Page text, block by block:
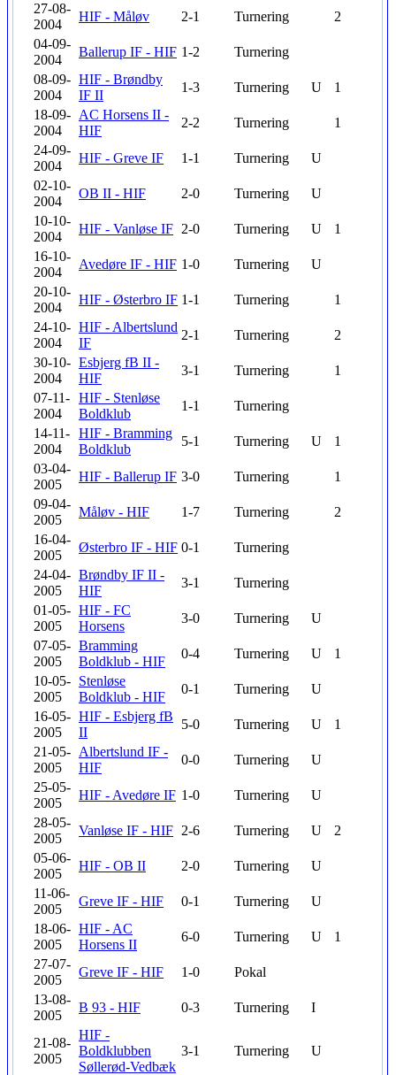
27-08-
2004
HIF - Måløv 2-1 Turnering
2
04-09-
2004
Ballerup IF - HIF 1-2
Turnering
08-09-
2004
HIF - Brøndby
IF II
1-3 Turnering U
1
18-09-
2004
AC Horsens II -
HIF
2-2 Turnering
1
24-09-
2004
HIF - Greve IF 1-1 Turnering
U
02-10-
2004
OB II - HIF 2-0 Turnering
U
10-10-
2004
HIF - Vanløse IF 2-0 Turnering U
1
16-10-
2004
Avedøre IF - HIF 1-0 Turnering
U
20-10-
2004
HIF - Østerbro IF 1-1 Turnering
1
24-10-
2004
HIF - Albertslund
IF
2-1 Turnering
2
30-10-
2004
Esbjerg fB II -
HIF
3-1 Turnering
1
07-11-
2004
HIF - Stenløse
Boldklub
1-1
Turnering
14-11-
2004
HIF - Bramming
Boldklub
5-1 Turnering U
1
03-04-
2005
HIF - Ballerup IF 3-0 Turnering
1
09-04-
2005
Måløv - HIF 1-7 Turnering
2
16-04-
2005
Østerbro IF - HIF 0-1
Turnering
24-04-
2005
Brøndby IF II -
HIF
3-1
Turnering
01-05-
2005
HIF - FC
Horsens
3-0 Turnering
U
07-05-
2005
Bramming
Boldklub - HIF
0-4 Turnering U
1
10-05-
2005
Stenløse
Boldklub - HIF
0-1 Turnering
U
16-05-
2005
HIF - Esbjerg fB
II
5-0 Turnering U
1
21-05-
2005
Albertslund IF -
HIF
0-0 Turnering
U
25-05-
2005
HIF - Avedøre IF 1-0 Turnering
U
28-05-
2005
Vanløse IF - HIF 2-6 Turnering U
2
05-06-
2005
HIF - OB II 2-0 Turnering
U
11-06-
2005
Greve IF - HIF 0-1 Turnering
U
18-06-
2005
HIF - AC
Horsens II
6-0 Turnering U
1
27-07-
2005
Greve IF - HIF 1-0
Pokal
13-08-
2005
B 93 - HIF 0-3 Turnering I
21-08-
2005
HIF -
Boldklubben
Søllerød-Vedbæk
3-1 Turnering U